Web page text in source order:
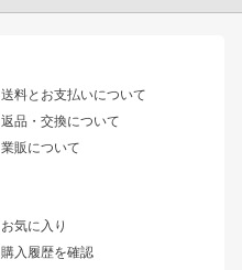
送料とお支払いについて
返品・交換について
業販について
お気に入り
購入履歴を確認
アリスト
ソアラ
アルテッツァ
レーシングライン
アタックライン
ストリームライン